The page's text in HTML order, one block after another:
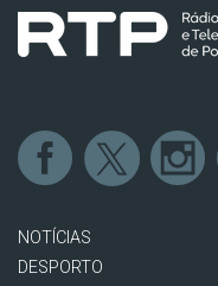
NOTÍCIAS
DESPORTO